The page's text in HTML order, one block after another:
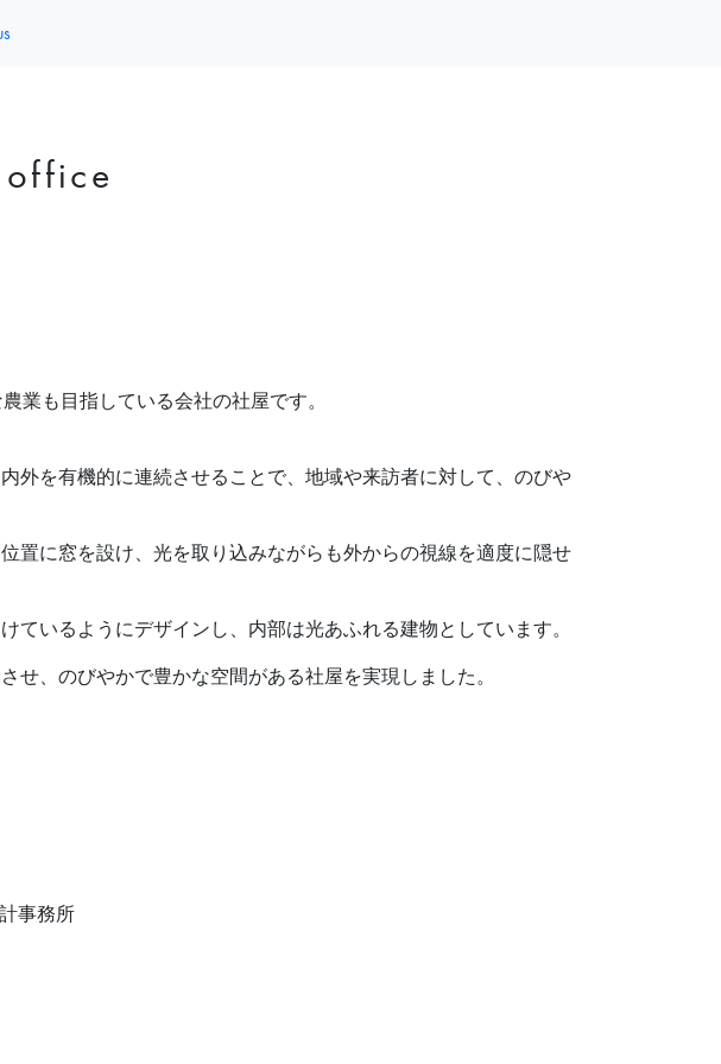
業も目指している会社の社屋です。
外を有機的に連続させることで、地域や来訪者に対して、のびや
置に窓を設け、光を取り込みながらも外からの視線を適度に隠せ
いるようにデザインし、内部は光あふれる建物としています。
、のびやかで豊かな空間がある社屋を実現しました。
事務所